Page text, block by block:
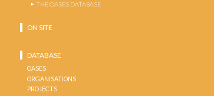
THE OASES DATABASE
ON SITE
DATABASE
OASES
ORGANISATIONS
PROJECTS